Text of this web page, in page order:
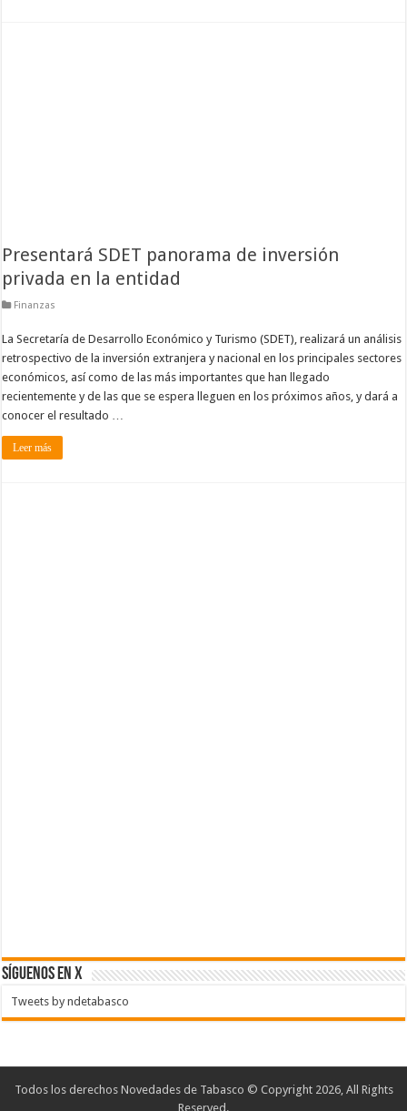
Presentará SDET panorama de inversión
privada en la entidad
Finanzas
La Secretaría de Desarrollo Económico y Turismo (SDET), realizará un análisis
retrospectivo de la inversión extranjera y nacional en los principales sectores
económicos, así como de las más importantes que han llegado
recientemente y de las que se espera lleguen en los próximos años, y dará a
conocer el resultado …
Leer más
SÍGUENOS EN X
Tweets by ndetabasco
Todos los derechos Novedades de Tabasco © Copyright 2026, All Rights
Reserved.